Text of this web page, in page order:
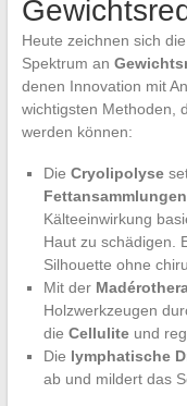
Heute zeichnen sich
Spektrum an
denen Innovation mit
wichtigsten Methoden,
werden können:
Die Cryolipolyse
Fettansammlungen
Kälteeinwirkung
Haut zu schädigen.
Silhouette ohne
Mit der
Holzwerkzeugen
die Celluliteund
Die lymphatische
ab und mildert das